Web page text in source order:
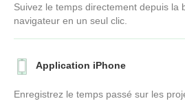
Suivez le temps directement depuis la
navigateur en un seul clic.
Application iPhone
Enregistrez le temps passé sur les